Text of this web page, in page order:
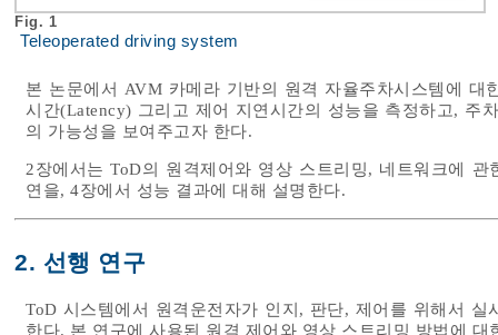
Fig. 1
Teleoperated driving system
본 논문에서 AVM 카메라 기반의 원격 자율주차시스템에
시간(Latency) 그리고 제어 지연시간의 성능을 측정하고, 주
의 가능성을 보여주고자 한다.
2장에서는 ToD의 원격제어와 영상 스트리밍, 네트워크에
연을, 4장에서 성능 결과에 대해 설명한다.
2. 선행 연구
ToD 시스템에서 원격운전자가 인지, 판단, 제어를 위해서
한다. 본 연구에 사용된 원격 제어와 영상 스트리밍 방법에 대